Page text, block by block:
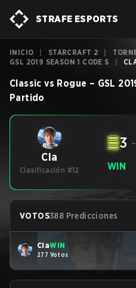
STRAFE ESPORTS
INICIO STARCRAFT 2
GSL 2019 SEASON 1 CODE S
Classic vs Rogue – GSL
Partido
Cla
Clasificación #12 WIN
3 -
VOTOS388 Predicciones
ClaWIN
277 Votos